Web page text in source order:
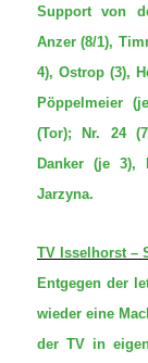
Support von
Anzer (8/1),
4), Ostrop (3),
Pöppelmeier
(Tor); Nr. 24
Danker (je 3),
Jarzyna.
TV Isselhorst –
Entgegen der
wieder eine
der TV in